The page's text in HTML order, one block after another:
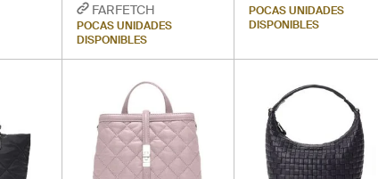
FARFETCH
POCAS UNIDADES
DISPONIBLES
POCAS UNIDADES
DISPONIBLES